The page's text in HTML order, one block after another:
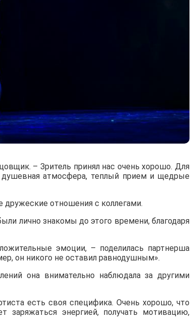
– Зритель принял нас очень хорошо. Для
атмосфера, теплый прием и щедрые
дружеские отношения с коллегами.
лично знакомы до этого времени, благодаря
эмоции, – поделилась партнерша
он никого не оставил равнодушным».
она внимательно наблюдала за другими
есть своя специфика. Очень хорошо, что
заряжаться энергией, получать мотивацию,